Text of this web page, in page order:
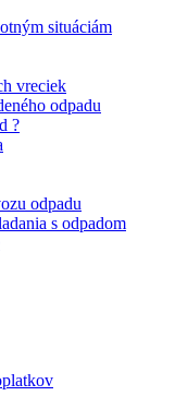
situáciám
vreciek
odpadu
?
odpadu
s odpadom